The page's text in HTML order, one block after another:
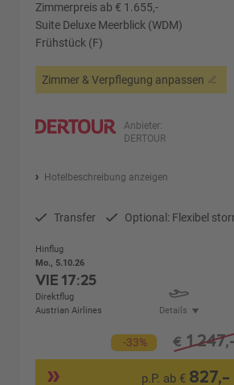
Zimmerpreis ab € 1.655,-
Suite Deluxe Meerblick (WDM)
Frühstück (F)
Zimmer & Verpflegung anpassen
Anbieter:
DERTOUR
Hotelbeschreibung anzeigen
Transfer Optional: Flexibel
Hinflug
Mo., 5.10.26
VIE17:25
Direktflug
Austrian Airlines
Details
-33% €
p.P. ab € 827,-